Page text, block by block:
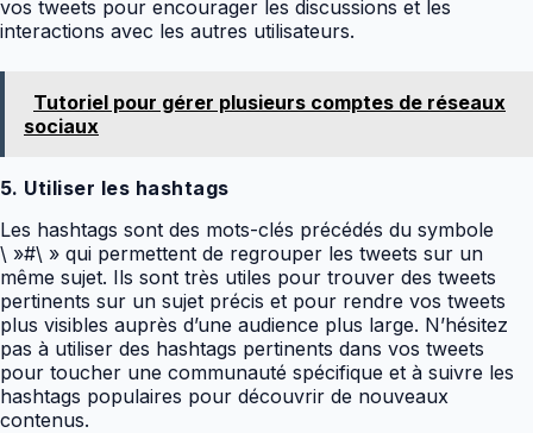
vos tweets pour encourager les discussions et les
interactions avec les autres utilisateurs.
Tutoriel pour gérer plusieurs comptes de réseaux
sociaux
5. Utiliser les hashtags
Les hashtags sont des mots-clés précédés du symbole
\ »#\ » qui permettent de regrouper les tweets sur un
même sujet. Ils sont très utiles pour trouver des tweets
pertinents sur un sujet précis et pour rendre vos tweets
plus visibles auprès d’une audience plus large. N’hésitez
pas à utiliser des hashtags pertinents dans vos tweets
pour toucher une communauté spécifique et à suivre les
hashtags populaires pour découvrir de nouveaux
contenus.